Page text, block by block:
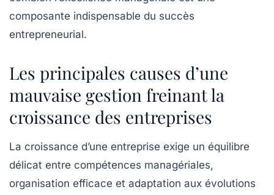
composante indispensable du succès
entrepreneurial.
Les principales causes d’une
mauvaise gestion freinant la
croissance des entreprises
La croissance d’une entreprise exige un équilibre
délicat entre compétences managériales,
organisation efficace et adaptation aux évolutions